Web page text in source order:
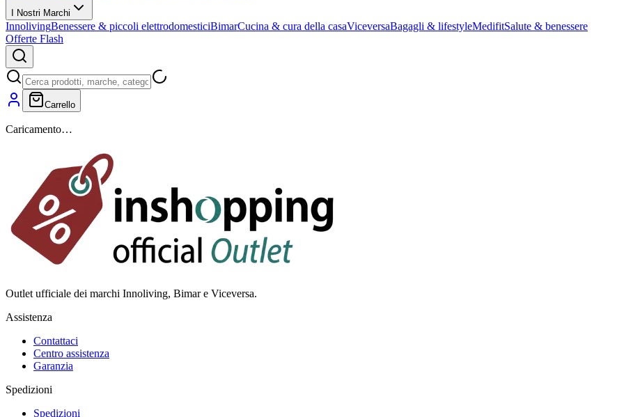
I Nostri Marchi
InnolivingBenessere & piccoli elettrodomesticiBimarCucina & cura della casaViceversaBagagli & lifestyleMedifitSalute & benessere
Offerte Flash
Carrello
Caricamento…
Outlet ufficiale dei marchi Innoliving, Bimar e Viceversa.
Assistenza
Contattaci
Centro assistenza
Garanzia
Spedizioni
Spedizioni